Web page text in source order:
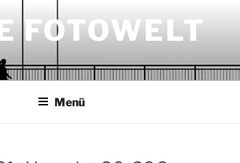
FOTOWELT
Menü